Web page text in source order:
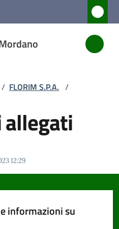
/ FLORIM S.P.A. /
allegati
12:29
informazioni su